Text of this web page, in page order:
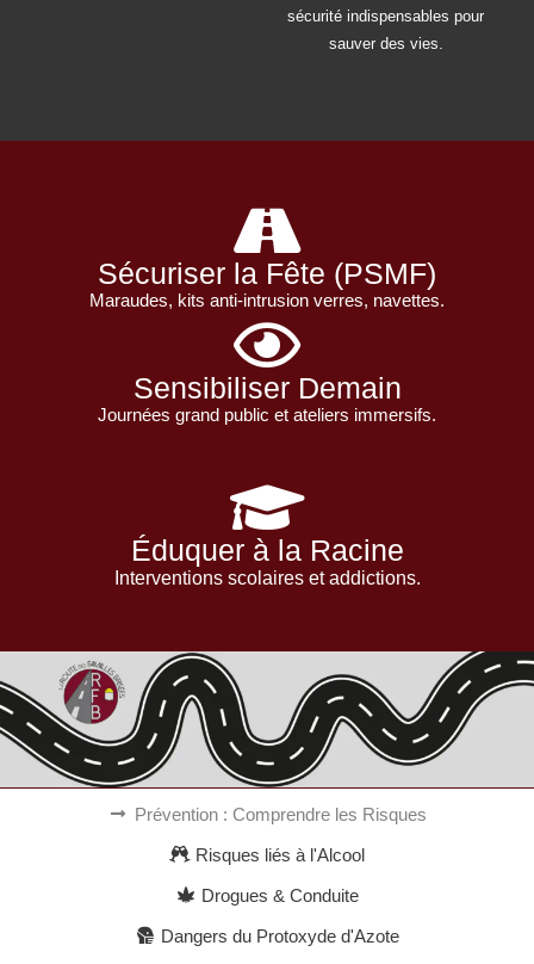
sécurité indispensables pour
sauver des vies.
Sécuriser la Fête (PSMF)
Maraudes, kits anti-intrusion verres, navettes.
Sensibiliser Demain
Journées grand public et ateliers immersifs.
Éduquer à la Racine
Interventions scolaires et addictions.
Prévention : Comprendre les Risques
Risques liés à l'Alcool
Drogues & Conduite
Dangers du Protoxyde d'Azote